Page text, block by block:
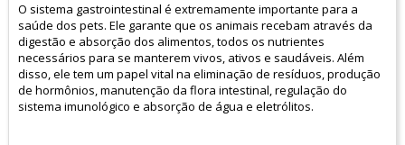
O sistema gastrointestinal é extremamente importante para a
saúde dos pets. Ele garante que os animais recebam através da
digestão e absorção dos alimentos, todos os nutrientes
necessários para se manterem vivos, ativos e saudáveis. Além
disso, ele tem um papel vital na eliminação de resíduos, produção
de hormônios, manutenção da flora intestinal, regulação do
sistema imunológico e absorção de água e eletrólitos.